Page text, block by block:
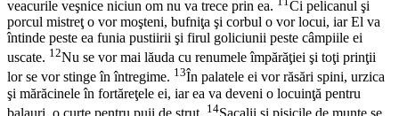
veacurile veşnice niciun om nu va trece prin ea.
Ci pelicanul şi
porcul mistreţ o vor moşteni, bufniţa şi corbul o vor locui, iar El va
întinde peste ea funia pustiirii şi firul goliciunii peste câmpiile ei
uscate. 12Nu se vor mai lăuda cu renumele împărăţiei şi toţi prinţii
lor se vor stinge în întregime. 13În palatele ei vor răsări spini, urzica
şi mărăcinele în fortăreţele ei, iar ea va deveni o locuinţă pentru
balauri, o curte pentru puii de struţ. 14Şacalii şi pisicile de munte se